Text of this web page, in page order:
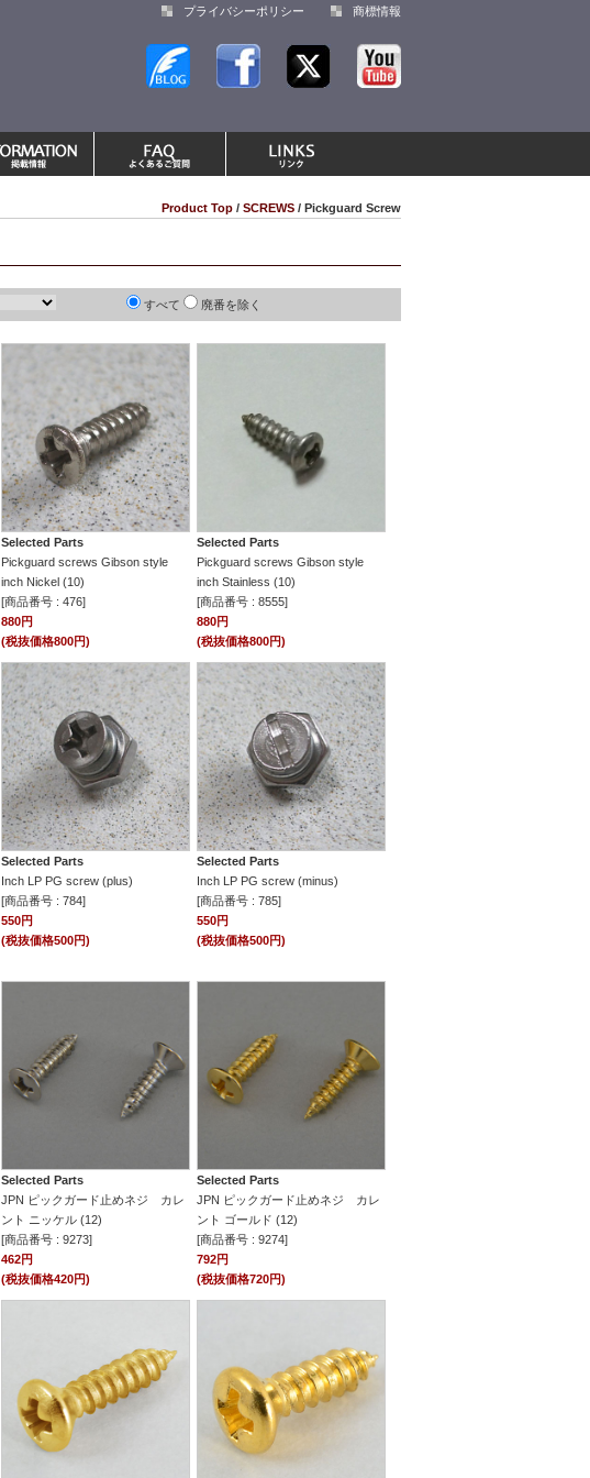
プライバシーポリシー 商標情報
Product Top / SCREWS / Pickguard Screw
すべて 廃番を除く
Selected Parts
Pickguard screws Gibson style
inch Nickel (10)
[商品番号 : 476]
880円
(税抜価格800円)
Selected Parts
Pickguard screws Gibson style
inch Stainless (10)
[商品番号 : 8555]
880円
(税抜価格800円)
Selected Parts
Inch LP PG screw (plus)
[商品番号 : 784]
550円
(税抜価格500円)
Selected Parts
Inch LP PG screw (minus)
[商品番号 : 785]
550円
(税抜価格500円)
Selected Parts
JPN ピックガード止めネジ カレ
ント ニッケル (12)
[商品番号 : 9273]
462円
(税抜価格420円)
Selected Parts
JPN ピックガード止めネジ カレ
ント ゴールド (12)
[商品番号 : 9274]
792円
(税抜価格720円)